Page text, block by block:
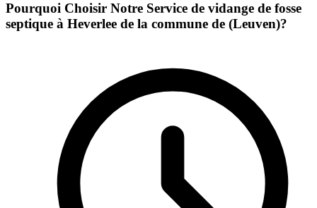
Pourquoi Choisir Notre Service de vidange de fosse
septique à Heverlee de la commune de (Leuven)?